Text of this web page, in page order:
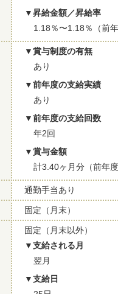
昇給金額／昇給率
1.18％〜1.18％（前年
賞与制度の有無
あり
前年度の支給実績
あり
前年度の支給回数
年2回
賞与金額
計3.40ヶ月分（前年度
通勤手当あり
固定（月末）
固定（月末以外）
支給される月
翌月
支給日